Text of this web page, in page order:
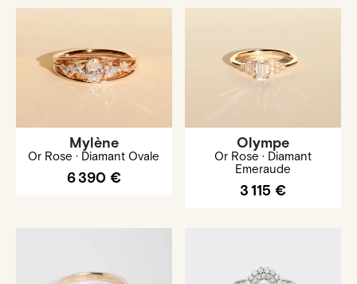
Mylène
Or Rose · Diamant Ovale
6 390 €
Olympe
Or Rose · Diamant
Emeraude
3 115 €